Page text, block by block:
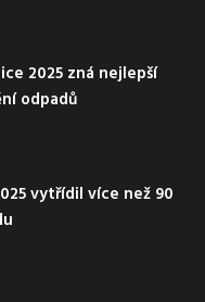
2025 zná nejlepší
odpadů
vytřídil více než 90